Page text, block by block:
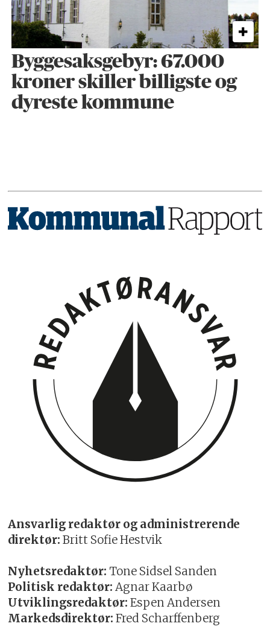
Byggesaks­gebyr: 67.000
kroner skiller billigste og
dyreste kommune
Ansvarlig redaktør og administrerende
direktør: Britt Sofie Hestvik
Nyhetsredaktør: Tone Sidsel Sanden
Politisk redaktør: Agnar Kaarbø
Utviklingsredaktør: Espen Andersen
Markedsdirektør: Fred Scharffenberg